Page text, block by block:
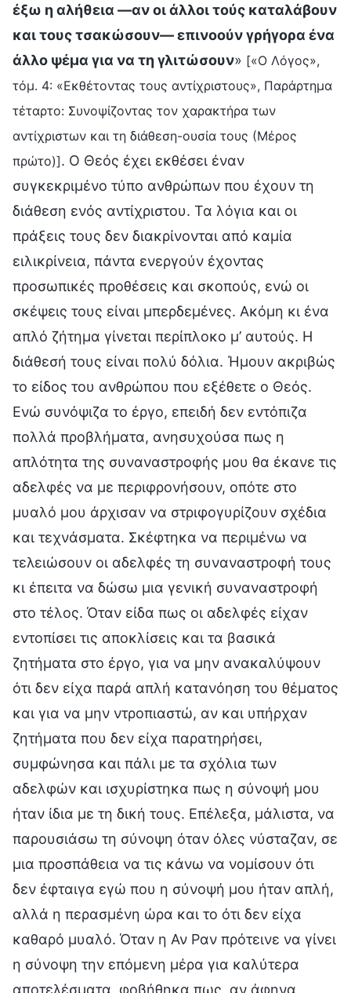
έξω η αλήθεια —αν οι άλλοι τούς καταλάβουν
και τους τσακώσουν— επινοούν γρήγορα ένα
άλλο ψέμα για να τη γλιτώσουν» [«Ο Λόγος»,
τόμ. 4: «Εκθέτοντας τους αντίχριστους», Παράρτημα
τέταρτο: Συνοψίζοντας τον χαρακτήρα των
αντίχριστων και τη διάθεση-ουσία τους (Μέρος
πρώτο)]. Ο Θεός έχει εκθέσει έναν
συγκεκριμένο τύπο ανθρώπων που έχουν τη
διάθεση ενός αντίχριστου. Τα λόγια και οι
πράξεις τους δεν διακρίνονται από καμία
ειλικρίνεια, πάντα ενεργούν έχοντας
προσωπικές προθέσεις και σκοπούς, ενώ οι
σκέψεις τους είναι μπερδεμένες. Ακόμη κι ένα
απλό ζήτημα γίνεται περίπλοκο μ’ αυτούς. Η
διάθεσή τους είναι πολύ δόλια. Ήμουν ακριβώς
το είδος του ανθρώπου που εξέθετε ο Θεός.
Ενώ συνόψιζα το έργο, επειδή δεν εντόπιζα
πολλά προβλήματα, ανησυχούσα πως η
απλότητα της συναναστροφής μου θα έκανε τις
αδελφές να με περιφρονήσουν, οπότε στο
μυαλό μου άρχισαν να στριφογυρίζουν σχέδια
και τεχνάσματα. Σκέφτηκα να περιμένω να
τελειώσουν οι αδελφές τη συναναστροφή τους
κι έπειτα να δώσω μια γενική συναναστροφή
στο τέλος. Όταν είδα πως οι αδελφές είχαν
εντοπίσει τις αποκλίσεις και τα βασικά
ζητήματα στο έργο, για να μην ανακαλύψουν
ότι δεν είχα παρά απλή κατανόηση του θέματος
και για να μην ντροπιαστώ, αν και υπήρχαν
ζητήματα που δεν είχα παρατηρήσει,
συμφώνησα και πάλι με τα σχόλια των
αδελφών και ισχυρίστηκα πως η σύνοψή μου
ήταν ίδια με τη δική τους. Επέλεξα, μάλιστα, να
παρουσιάσω τη σύνοψη όταν όλες νύσταζαν, σε
μια προσπάθεια να τις κάνω να νομίσουν ότι
δεν έφταιγα εγώ που η σύνοψή μου ήταν απλή,
αλλά η περασμένη ώρα και το ότι δεν είχα
καθαρό μυαλό. Όταν η Αν Ραν πρότεινε να γίνει
η σύνοψη την επόμενη μέρα για καλύτερα
αποτελέσματα, φοβήθηκα πως, αν άφηνα